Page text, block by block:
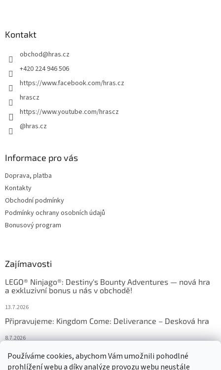
Používáme cookies, abychom Vám umožnili pohodlné
prohlížení webu a díky analýze provozu webu neustále
Kontakt
obchod@hras.cz
+420 224 946 506
https://www.facebook.com/hras.cz
hrascz
https://www.youtube.com/hrascz
@hras.cz
Informace pro vás
Doprava, platba
Kontakty
Obchodní podmínky
Podmínky ochrany osobních údajů
Bonusový program
Zajímavosti
LEGO® Ninjago®: Destiny's Bounty Adventures — nová hra
a exkluzivní bonus u nás v obchodě!
13.7.2026
Připravujeme: Kingdom Come: Deliverance – Desková hra
8.7.2026
Nejlepší deskové hry: výběr, který frčí v celém Česku